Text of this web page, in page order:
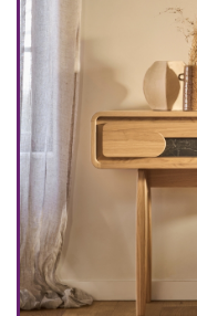
décoration